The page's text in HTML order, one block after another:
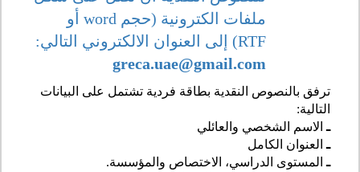
ملفات الكترونية (حجم word أو
RTF) إلى العنوان الالكتروني التالي:
greca.uae@gmail.com
ترفق بالنصوص النقدية بطاقة فردية تشتمل على البيانات
التالية:
ـالاسم الشخصي والعائلي
ـالعنوان الكامل
ـالمستوى الدراسي، الاختصاص والمؤسسة.